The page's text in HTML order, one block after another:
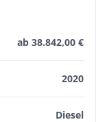
ab 38.842,00 €
2020
Diesel